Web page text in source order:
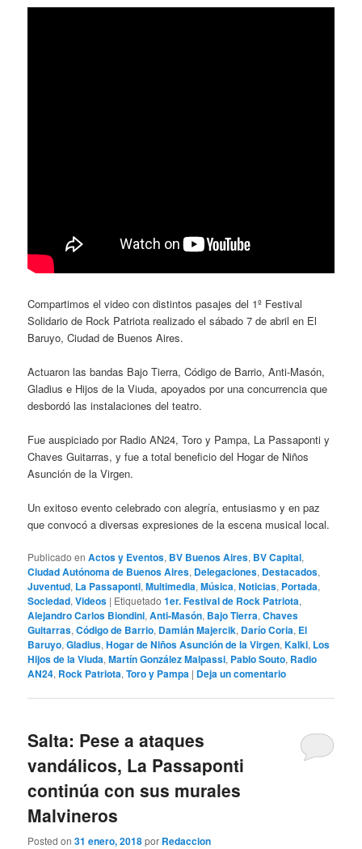
Compartimos el video con distintos pasajes del 1º Festival
Solidario de Rock Patriota realizado el sábado 7 de abril en El
Baruyo, Ciudad de Buenos Aires.
Actuaron las bandas Bajo Tierra, Código de Barrio, Anti-Masón,
Gladius e Hijos de la Viuda, apoyados por una concurrencia que
desbordó las instalaciones del teatro.
Fue auspiciado por Radio AN24, Toro y Pampa, La Passaponti y
Chaves Guitarras, y fue a total beneficio del Hogar de Niños
Asunción de la Virgen.
Un exitoso evento celebrado con alegría, entusiasmo y en paz
que convocó a diversas expresiones de la escena musical local.
Publicado en Actos y Eventos, BV Buenos Aires, BV Capital,
Ciudad Autónoma de Buenos Aires, Delegaciones, Destacados,
Juventud, La Passaponti,Multimedia,Música,Noticias, Portada,
Sociedad,Videos | Etiquetado 1er. Festival de Rock Patriota,
Alejandro Carlos Biondini,Anti-Masón, Bajo Tierra,Chaves
Guitarras,Código de Barrio, Damián Majercik, Darío Coria, El
Baruyo,Gladius,Hogar de Niños Asunción de la Virgen,Kalki, Los
Hijos de la Viuda,Martín González Malpassi, Pablo Souto, Radio
AN24, Rock Patriota,Toro y Pampa | Deja un comentario
Salta: Pese a ataques
vandálicos, La Passaponti
continúa con sus murales
Malvineros
Posted on31 enero, 2018por Redaccion